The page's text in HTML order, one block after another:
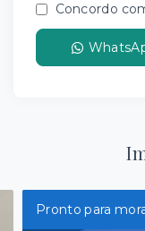
Concordo
Pronto para